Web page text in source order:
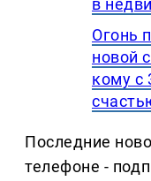
в
Огонь
новой
кому с
Последние
телефоне -